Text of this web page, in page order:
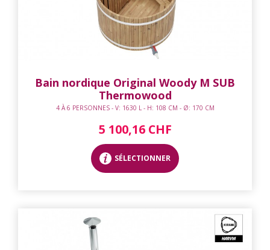
Bain nordique Original Woody M SUB
Thermowood
4 À 6 PERSONNES - V: 1630 L - H: 108 CM - Ø: 170 CM
5 100,16 CHF
SÉLECTIONNER